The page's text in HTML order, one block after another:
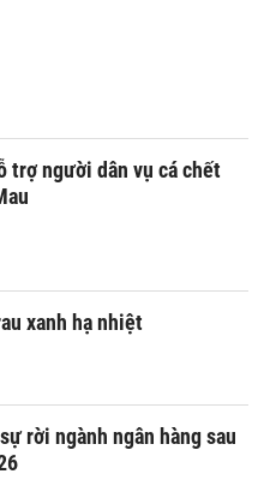
trợ người dân vụ cá chết
xanh hạ nhiệt
rời ngành ngân hàng sau